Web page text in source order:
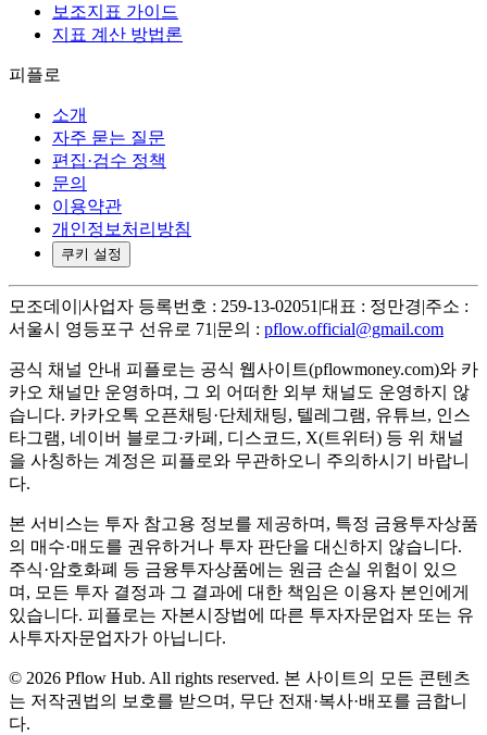
보조지표 가이드
지표 계산 방법론
피플로
소개
자주 묻는 질문
편집·검수 정책
문의
이용약관
개인정보처리방침
쿠키 설정
모조데이 |사업자 등록번호 : 259-13-02051|대표 : 정만경|주소 :
서울시 영등포구 선유로 71|문의 : pflow.official@gmail.com
공식 채널 안내 피플로는 공식 웹사이트(pflowmoney.com)와 카
카오 채널만 운영하며, 그 외 어떠한 외부 채널도 운영하지 않
습니다. 카카오톡 오픈채팅·단체채팅, 텔레그램, 유튜브, 인스
타그램, 네이버 블로그·카페, 디스코드, X(트위터) 등 위 채널
을 사칭하는 계정은 피플로와 무관하오니 주의하시기 바랍니
다.
본 서비스는 투자 참고용 정보를 제공하며, 특정 금융투자상품
의 매수·매도를 권유하거나 투자 판단을 대신하지 않습니다.
주식·암호화폐 등 금융투자상품에는 원금 손실 위험이 있으
며, 모든 투자 결정과 그 결과에 대한 책임은 이용자 본인에게
있습니다. 피플로는 자본시장법에 따른 투자자문업자 또는 유
사투자자문업자가 아닙니다.
© 2026 Pflow Hub. All rights reserved. 본 사이트의 모든 콘텐츠
는 저작권법의 보호를 받으며, 무단 전재·복사·배포를 금합니
다.